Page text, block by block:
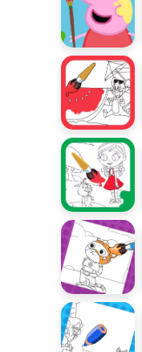
Malowanie z
Peppą
Sztuka
chlapania:
Lato
Sztuka
chlapania:
Dorotka
Sztuka
chlapania:
Królewska